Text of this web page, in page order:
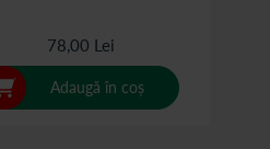
78,00 Lei
Adaugă în coș